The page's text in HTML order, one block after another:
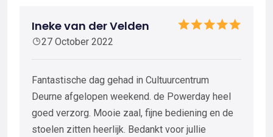
Ineke van der Velden
27 October 2022
Fantastische dag gehad in Cultuurcentrum
Deurne afgelopen weekend. de Powerday heel
goed verzorg. Mooie zaal, fijne bediening en de
stoelen zitten heerlijk. Bedankt voor jullie